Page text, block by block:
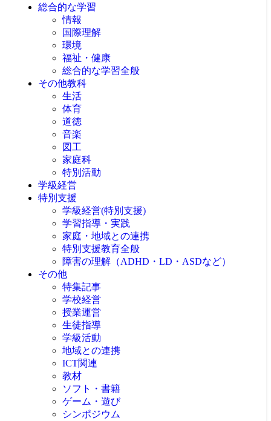
総合的な学習
情報
国際理解
環境
福祉・健康
総合的な学習全般
その他教科
生活
体育
道徳
音楽
図工
家庭科
特別活動
学級経営
特別支援
学級経営(特別支援)
学習指導・実践
家庭・地域との連携
特別支援教育全般
障害の理解（ADHD・LD・ASDなど）
その他
特集記事
学校経営
授業運営
生徒指導
学級活動
地域との連携
ICT関連
教材
ソフト・書籍
ゲーム・遊び
シンポジウム